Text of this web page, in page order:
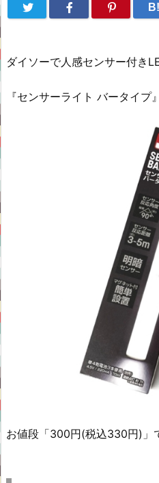
B!
ダイソーで人感センサー付き
『センサーライト バータイプ
お値段「300円(税込330円)」